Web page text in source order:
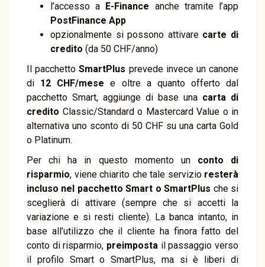
l’accesso a E-Finance anche tramite l’app
PostFinance App
opzionalmente si possono attivare carte di
credito (da 50 CHF/anno)
Il pacchettoSmartPlus prevede invece un canone
di 12 CHF/mese e oltre a quanto offerto dal
pacchetto Smart, aggiunge di base una carta di
credito Classic/Standard o Mastercard Value o in
alternativa uno sconto di 50 CHF su una carta Gold
o Platinum.
Per chi ha in questo momento un conto di
risparmio, viene chiarito che tale servizio resterà
incluso nel pacchetto Smart o SmartPlus che si
sceglierà di attivare (sempre che si accetti la
variazione e si resti cliente). La banca intanto, in
base all’utilizzo che il cliente ha finora fatto del
conto di risparmio, preimposta il passaggio verso
il profilo Smart o SmartPlus, ma si è liberi di